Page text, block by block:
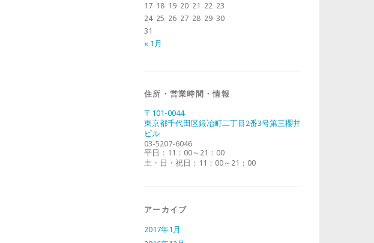
« 1月
17 18 19 20 21 22 23
24 25 26 27 28 29 30
31
住所・営業時間・情報
〒101-0044
東京都千代田区鍛冶町二丁目2番3号第三櫻井
ビル
03-5207-6046
平日：11：00～21：00
土・日・祝日：11：00～21：00
アーカイブ
2017年1月